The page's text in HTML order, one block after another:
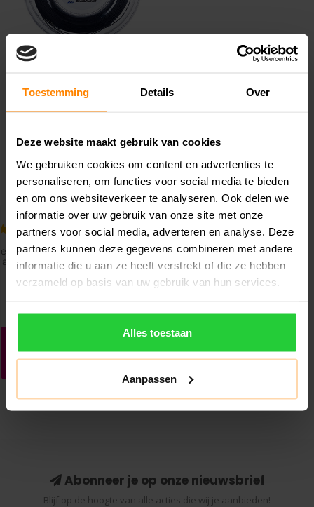
Toestemming Details Over
Deze website maakt gebruik van cookies
We gebruiken cookies om content en advertenties te
personaliseren, om functies voor social media te bieden
en om ons websiteverkeer te analyseren. Ook delen we
informatie over uw gebruik van onze site met onze
partners voor social media, adverteren en analyse. Deze
partners kunnen deze gegevens combineren met andere
informatie die u aan ze heeft verstrekt of die ze hebben
verzameld op basis van uw gebruik van hun services.
Alles toestaan
Aanpassen
Tennissnaar
Zoek je naar uitzonderlijk
XCEL is de beste snaar, afg..
€169,99
Abonneer je op onze nieuwsbrief
Blijf op de hoogte van alle acties die wij je aanbieden!